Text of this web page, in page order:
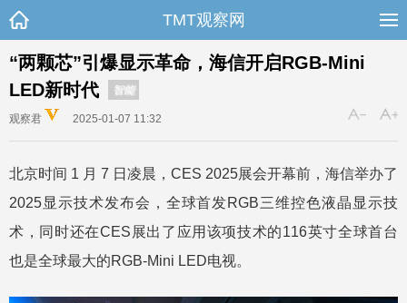
TMT观察网
“两颗芯”引爆显示革命，海信开启RGB-Mini
LED新时代
智能
观察君 2025-01-07 11:32
北京时间 1 月 7 日凌晨，CES 2025展会开幕前，海信举办了
2025显示技术发布会，全球首发RGB三维控色液晶显示技
术，同时还在CES展出了应用该项技术的116英寸全球首台
也是全球最大的RGB-Mini LED电视。